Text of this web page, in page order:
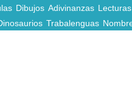
Dibujos Adivinanzas Lecturas
Trabalenguas